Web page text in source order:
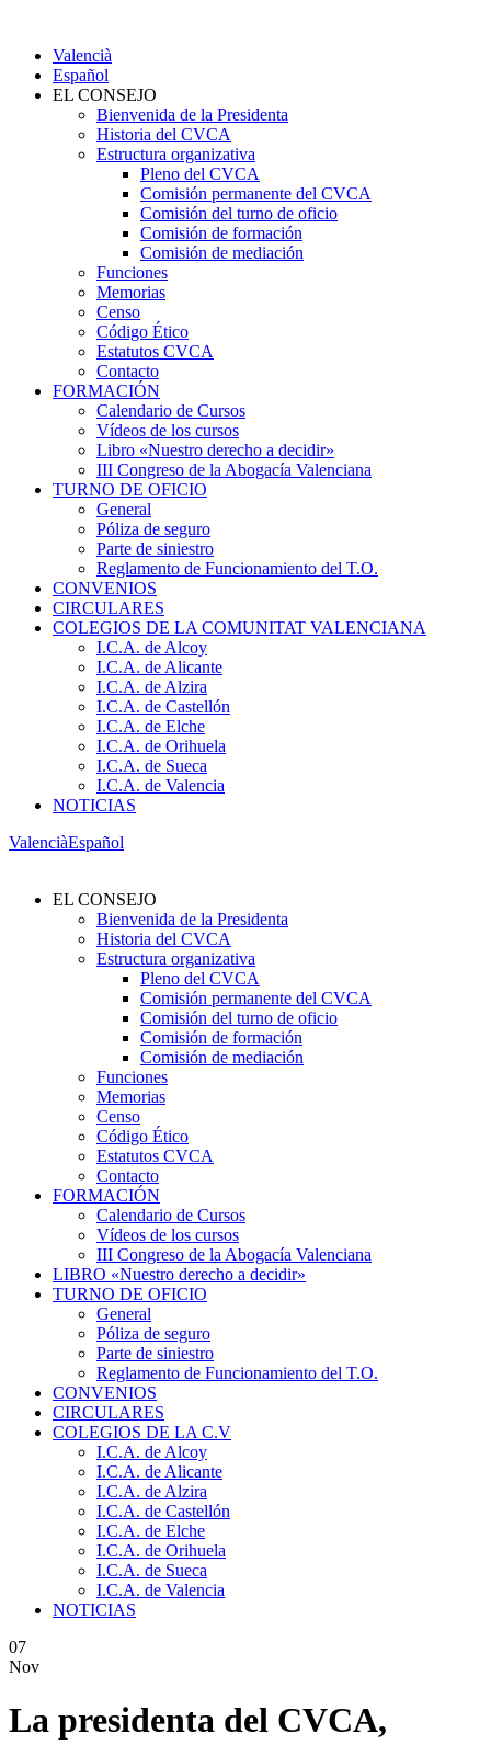
Valencià
Español
EL CONSEJO
Bienvenida de la Presidenta
Historia del CVCA
Estructura organizativa
Pleno del CVCA
Comisión permanente del CVCA
Comisión del turno de oficio
Comisión de formación
Comisión de mediación
Funciones
Memorias
Censo
Código Ético
Estatutos CVCA
Contacto
FORMACIÓN
Calendario de Cursos
Vídeos de los cursos
Libro «Nuestro derecho a decidir»
III Congreso de la Abogacía Valenciana
TURNO DE OFICIO
General
Póliza de seguro
Parte de siniestro
Reglamento de Funcionamiento del T.O.
CONVENIOS
CIRCULARES
COLEGIOS DE LA COMUNITAT VALENCIANA
I.C.A. de Alcoy
I.C.A. de Alicante
I.C.A. de Alzira
I.C.A. de Castellón
I.C.A. de Elche
I.C.A. de Orihuela
I.C.A. de Sueca
I.C.A. de Valencia
NOTICIAS
ValenciàEspañol
EL CONSEJO
Bienvenida de la Presidenta
Historia del CVCA
Estructura organizativa
Pleno del CVCA
Comisión permanente del CVCA
Comisión del turno de oficio
Comisión de formación
Comisión de mediación
Funciones
Memorias
Censo
Código Ético
Estatutos CVCA
Contacto
FORMACIÓN
Calendario de Cursos
Vídeos de los cursos
III Congreso de la Abogacía Valenciana
LIBRO «Nuestro derecho a decidir»
TURNO DE OFICIO
General
Póliza de seguro
Parte de siniestro
Reglamento de Funcionamiento del T.O.
CONVENIOS
CIRCULARES
COLEGIOS DE LA C.V
I.C.A. de Alcoy
I.C.A. de Alicante
I.C.A. de Alzira
I.C.A. de Castellón
I.C.A. de Elche
I.C.A. de Orihuela
I.C.A. de Sueca
I.C.A. de Valencia
NOTICIAS
07
Nov
La presidenta del CVCA,